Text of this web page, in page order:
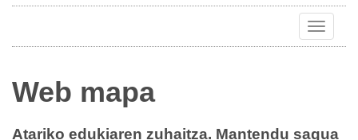
Toggle
Web mapa
Atariko edukiaren zuhaitza. Mantendu sagua